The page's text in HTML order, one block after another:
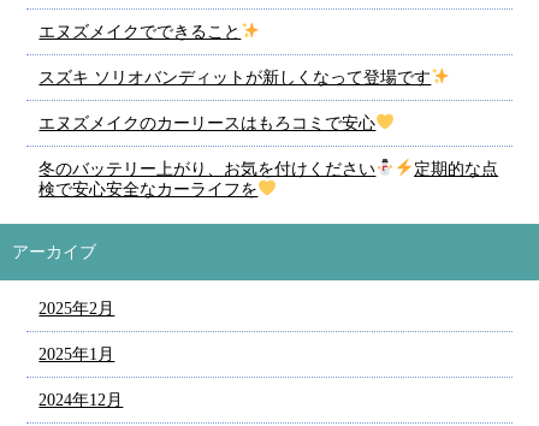
エヌズメイクでできること
スズキ ソリオバンディットが新しくなって登場です
エヌズメイクのカーリースはもろコミで安心
冬のバッテリー上がり、お気を付けください
定期的な点
検で安心安全なカーライフを
アーカイブ
2025年2月
2025年1月
2024年12月